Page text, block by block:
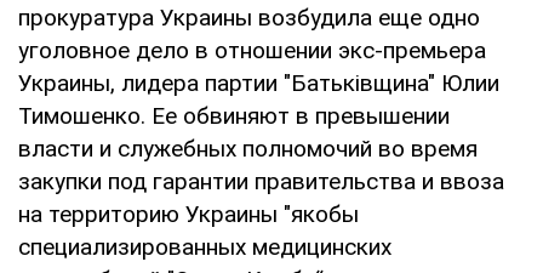
прокуратура Украины возбудила еще одно
уголовное дело в отношении экс-премьера
Украины, лидера партии "Батьківщина" Юлии
Тимошенко. Ее обвиняют в превышении
власти и служебных полномочий во время
закупки под гарантии правительства и ввоза
на территорию Украины "якобы
специализированных медицинских